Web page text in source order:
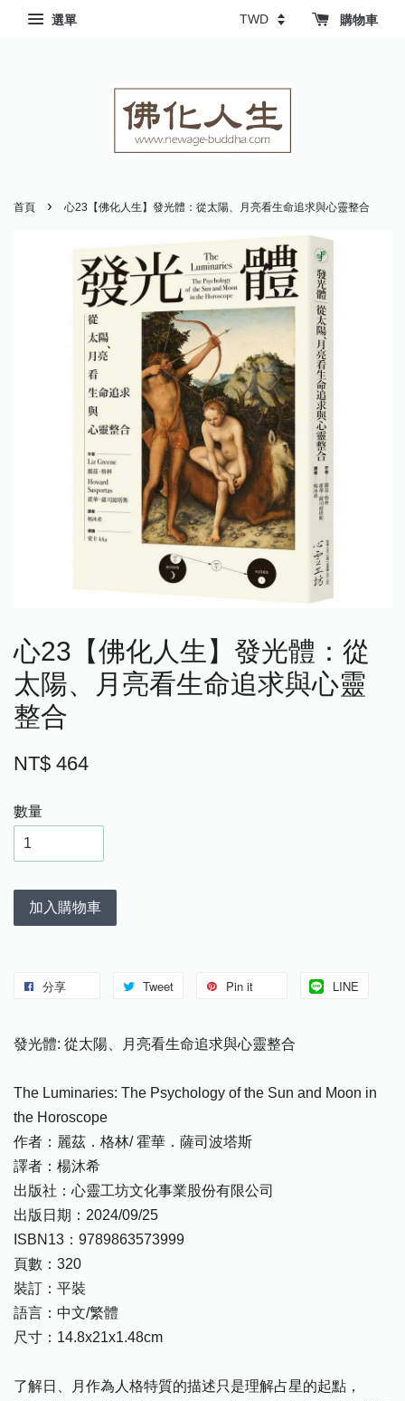
選單 購物車
首頁 › 心23【佛化人生】發光體：從太陽、月亮看生命追求與心靈整合
心23【佛化人生】發光體：從
太陽、月亮看生命追求與心靈
整合
NT$ 464
數量
加入購物車
分享 Tweet Pin it LINE
發光體: 從太陽、月亮看生命追求與心靈整合
The Luminaries: The Psychology of the Sun and Moon in
the Horoscope
作者：麗茲．格林/ 霍華．薩司波塔斯
譯者：楊沐希
出版社：心靈工坊文化事業股份有限公司
出版日期：2024/09/25
ISBN13：9789863573999
頁數：320
裝訂：平裝
語言：中文/繁體
尺寸：14.8x21x1.48cm
了解日、月作為人格特質的描述只是理解占星的起點，